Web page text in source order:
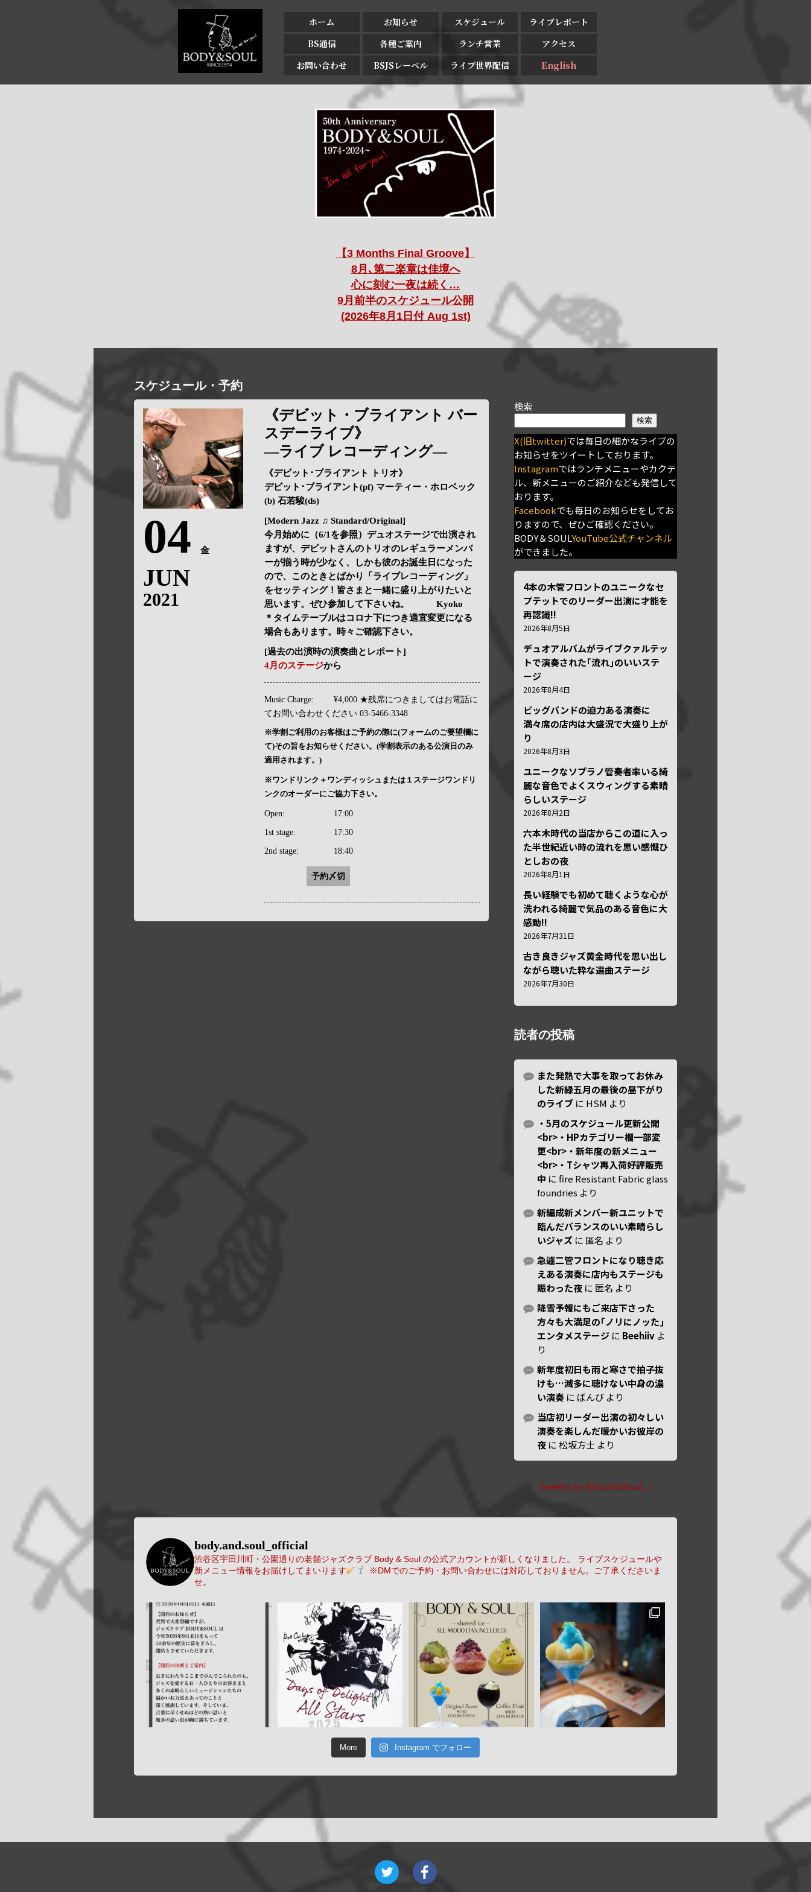
ホーム お知らせ スケジュール
ライブレポート
BS通信
各種ご案内 ランチ営業
アクセス
お問い合わせ
BSJSレーベル ライブ世界配信 English
【3 Months Final Groove】
8月､第二楽章は佳境へ
心に刻む一夜は続く…
9月前半のスケジュール公開
(2026年8月1日付 Aug 1st)
スケジュール・予約
04 金
JUN
2021
《デビット・ブライアント バー
スデーライブ》
—ライブ レコーディング—
《デビット･ブライアント トリオ》
デビット･ブライアント(pf) マーティー・ホロベック
(b) 石若駿(ds)
[Modern Jazz ♫ Standard/Original]
今月始めに（6/1を参照）デュオステージで出演され
ますが、デビットさんのトリオのレギュラーメンバ
ーが揃う時が少なく、しかも彼のお誕生日になった
ので、このときとばかり「ライブレコーディング」
をセッティング！皆さまと一緒に盛り上がりたいと
思います。ぜひ参加して下さいね。 Kyoko
＊タイムテーブルはコロナ下につき適宜変更になる
場合もあります。時々ご確認下さい。
[過去の出演時の演奏曲とレポート]
4月のステージから
Music Charge:
¥4,000 ★残席につきましてはお電話に
てお問い合わせください 03-5466-3348
※学割ご利用のお客様はご予約の際に(フォームのご要望欄に
て)その旨をお知らせください。(学割表示のある公演日のみ
適用されます。)
※ワンドリンク＋ワンディッシュまたは１ステージワンドリ
ンクのオーダーにご協力下さい。
Open: 17:00
1st stage: 17:30
2nd stage: 18:40
予約〆切
検索
検索
X(旧twitter)では毎日の細かなライブの
お知らせをツイートしております。
Instagramではランチメニューやカクテ
ル、新メニューのご紹介なども発信して
おります。
Facebookでも毎日のお知らせをしてお
りますので、ぜひご確認ください。
BODY＆SOULYouTube公式チャンネル
ができました。
4本の木管フロントのユニークなセ
プテットでのリーダー出演に才能を
再認識!!
2026年8月5日
デュオアルバムがライブクァルテッ
トで演奏された｢流れ｣のいいステ
ージ
2026年8月4日
ビッグバンドの迫力ある演奏に
満々席の店内は大盛況で大盛り上が
り
2026年8月3日
ユニークなソプラノ管奏者率いる綺
麗な音色でよくスウィングする素晴
らしいステージ
2026年8月2日
六本木時代の当店からこの道に入っ
た半世紀近い時の流れを思い感慨ひ
としおの夜
2026年8月1日
長い経験でも初めて聴くような心が
洗われる綺麗で気品のある音色に大
感動!!
2026年7月31日
古き良きジャズ黄金時代を思い出し
ながら聴いた粋な選曲ステージ
2026年7月30日
読者の投稿
また発熱で大事を取ってお休み
した新緑五月の最後の昼下がり
のライブ に HSM より
・5月のスケジュール更新公開
<br>・HPカテゴリー欄一部変
更<br>・新年度の新メニュー
<br>・Tシャツ再入荷好評販売
中 にfire Resistant Fabric glass
foundries より
新編成新メンバー新ユニットで
臨んだバランスのいい素晴らし
いジャズ に 匿名 より
急遽二管フロントになり聴き応
えある演奏に店内もステージも
賑わった夜 に 匿名 より
降雪予報にもご来店下さった
方々も大満足の｢ノリにノッた｣
エンタメステージ に Beehiiv よ
り
新年度初日も雨と寒さで拍子抜
けも…滅多に聴けない中身の濃
い演奏 に ばんび より
当店初リーダー出演の初々しい
演奏を楽しんだ暖かいお彼岸の
夜 に松坂方士 より
Tweets by BodyandSoul_J
body.and.soul_official
渋谷区宇田川町・公園通りの老舗ジャズクラブ Body & Soul の公式アカウントが新しくなりました。
ライブスケジュールや
新メニュー情報をお届けしてまいります
※DMでのご予約・お問い合わせには対応しておりません。ご了承くださいま
せ。
More Instagram でフォロー